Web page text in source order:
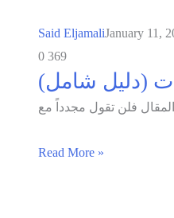
Said EljamaliJanuary 11,
0 369
Read More »